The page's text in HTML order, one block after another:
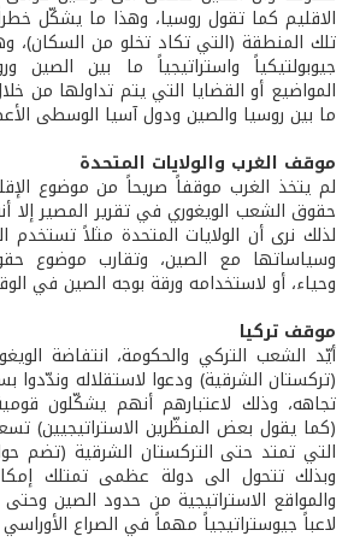
الاقليم كما تقول روسيا، وهذا ما يشكّل
تلك المنطقة (التي تكاد تخلو من السكان)،
جيوبولتيكياً واستراتيجياً ما بين الصين
المواضيع أو القضايا التي يتم تداولها من
ما بين روسيا والصين ودول آسيا الوسطى
موقف الغرب والولايات المتحدة
لم يتخذ الغرب موقفاً صريحاً من موضوع
حقوق الشعب الويغوري في تقرير المصير إلا
لذلك نرى أن الولايات المتحدة مثلاً
وسياساتها مع الصين، وتقارب موضوع
وحياء، أو لاستخدامه ورقة بوجه الصين في
موقف تركيا
أيّد الشعب التركي والحكومة، انتفاضة
(تركستان الشرقية) ودعوا لاستقلاله وندّدوا
تجاهه، وذلك لاعتبارهم أنهم يشكّلون
(كما يقول بعض المنظّرين الاستراتيجيين)
وبذلك تتحول الى دولة عظمى تمتلك
والمواقع الاستراتيجية من حدود الصين
لاعباً جيوستراتيجياً مهماً في الصراع